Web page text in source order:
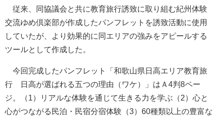
従来、同協議会と共に教育旅行誘致に取り組む紀州体験
交流ゆめ倶楽部が作成したパンフレットを誘致活動に使用
していたが、より効果的に同エリアの強みをアピールする
ツールとして作成した。
今回完成したパンフレット「和歌山県日高エリア教育旅
行 日高が選ばれる五つの理由（ワケ）」はＡ4判8ペー
ジ。（1）リアルな体験を通じて生きる力を学ぶ（2）心と
心がつながる民泊・民宿分宿体験（3）60種類以上の豊富な